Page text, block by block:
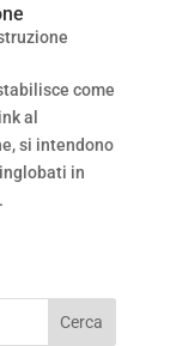
come
al
si intendono
in